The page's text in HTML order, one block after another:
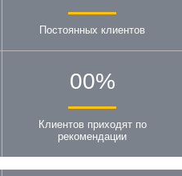
Постоянных клиентов
00%
Клиентов приходят по
рекомендации